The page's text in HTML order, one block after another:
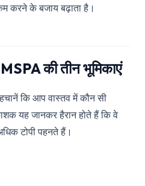
करने के बजाय बढ़ाता है।
की तीन भूमिकाएं
कि आप वास्तव में कौन सी
यह जानकर हैरान होते हैं कि वे
टोपी पहनते हैं।